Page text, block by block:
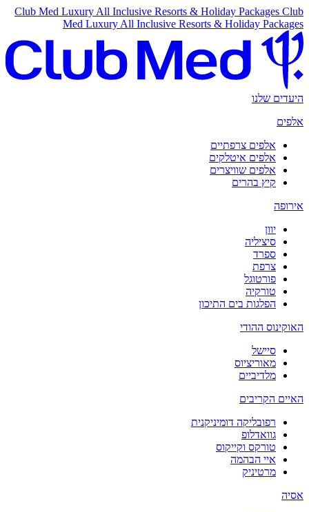
Club Med Luxury All Inclusive Resorts & Holiday Packages Club
Med Luxury All Inclusive Resorts & Holiday Packages
היעדים שלנו
אלפים
אלפים צרפתיים
אלפים איטלקים
אלפים שוויצרים
קיץ בהרים
אירופה
יוון
סיציליה
ספרד
צרפת
פורטוגל
טורקיה
הפלגות בים התיכון
האוקינוס ההודי
סיישל
מאוריציוס
מלדיביים
האיים הקריבים
רפובליקה דומיניקנית
גוואדלופ
טורקס וקייקוס
איי הבהמה
מרטיניק
אסיה